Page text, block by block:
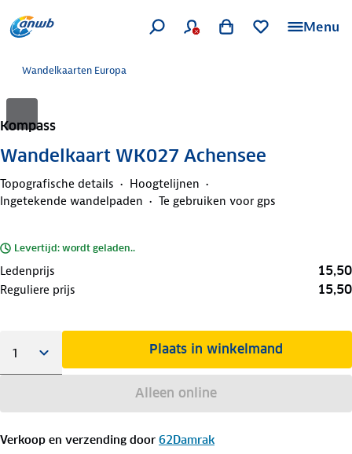
Menu
Wandelkaarten Europa
Kompass
Wandelkaart WK027 Achensee
Topografische details
Hoogtelijnen
Ingetekende wandelpaden
Te gebruiken voor gps
Levertijd: wordt geladen..
Ledenprijs 15,50
Reguliere prijs 15,50
Plaats in winkelmand
Alleen online
Verkoop en verzending door 62Damrak